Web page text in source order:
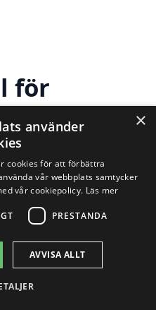
för
i
nära Tobo
i Tobo
som erbjuder
tjänster i
×
använder
cookies för att förbättra
vår webbplats samtycker
vår cookiepolicy. Läs mer
PRESTANDA
AVVISA ALLT